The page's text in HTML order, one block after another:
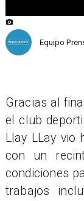
Equipo
Gracias al
el club
Llay LLay vio
con un
condiciones
trabajos